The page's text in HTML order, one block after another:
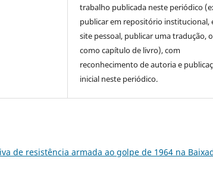
trabalho publicada neste periódico
publicar em repositório institucional,
site pessoal, publicar uma tradução,
como capítulo de livro), com
reconhecimento de autoria e
inicial neste periódico.
de resistência armada ao golpe de 1964 na